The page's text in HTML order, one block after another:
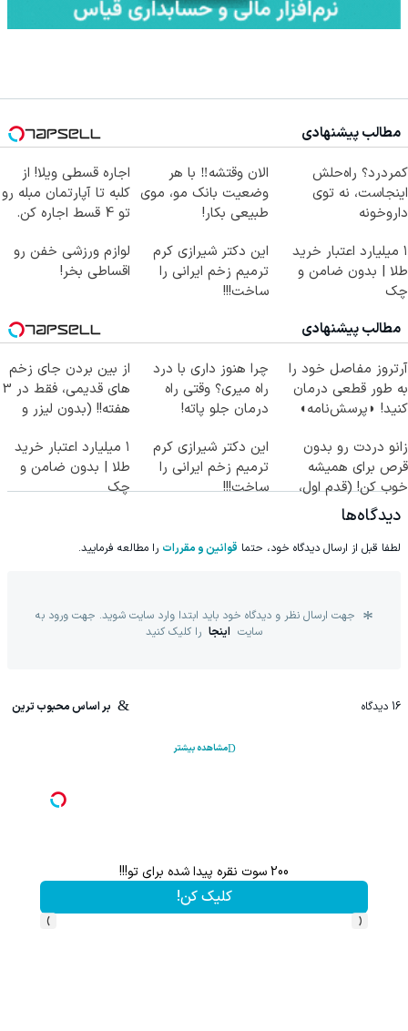
مطالب پیشنهادی
کمردرد؟ راه‌حلش
اینجاست، نه توی
داروخونه
الان وقتشه‼️ با هر
وضعیت بانک مو، موی
طبیعی بکار!
اجاره‌ قسطی ویلا! از
کلبه تا آپارتمان مبله رو
تو 4 قسط اجاره کن.
۱ میلیارد اعتبار خرید
طلا | بدون ضامن و
چک
این دکتر شیرازی کرم
ترمیم زخم ایرانی را
ساخت!!!
لوازم ورزشی خفن رو
اقساطی بخر!
مطالب پیشنهادی
آرتروز مفاصل خود را
به طور قطعی درمان
کنید! ◗پرسش‌نامه◖
چرا هنوز داری با درد
راه میری؟ وقتی راه
درمان جلو پاته!
از بین بردن جای زخم
های قدیمی، فقط در 3
هفته!! (بدون لیزر و
زانو دردت رو بدون
قرص برای همیشه
خوب کن! (قدم اول،
پرسش‌نامه)
این دکتر شیرازی کرم
ترمیم زخم ایرانی را
ساخت!!!
۱ میلیارد اعتبار خرید
طلا | بدون ضامن و
چک
دیدگاه‌ها
لطفا قبل از ارسال دیدگاه خود، حتما قوانین و مقررات را مطالعه فرمایید.
جهت ارسال نظر و دیدگاه خود باید ابتدا وارد سایت شوید. جهت ورود به
سایت اینجا را کلیک کنید
16 دیدگاه بر اساس محبوب ترین
مشاهده بیشتر
200 سوت نقره پیدا شده برای تو!!!
کلیک کن!
‹
›